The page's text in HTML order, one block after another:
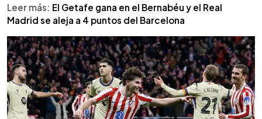
Leer más: El Getafe gana en el Bernabéu y el Real
Madrid se aleja a 4 puntos del Barcelona